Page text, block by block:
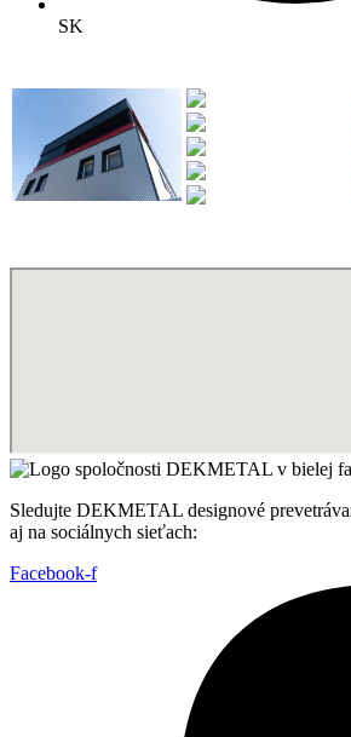
SK
Sledujte DEKMETAL designové
aj na sociálnych sieťach:
Facebook-f